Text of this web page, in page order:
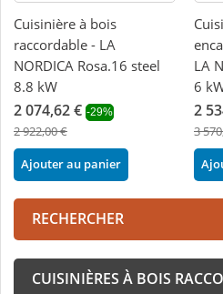
Cuisinière à bois
raccordable - LA
NORDICA Rosa.16 steel
8.8 kW
2 074,62 € -29%
2 922,00 €
Ajouter au panier
LA
6
2
3
RECHERCHER
CUISINIÈRES À BOIS